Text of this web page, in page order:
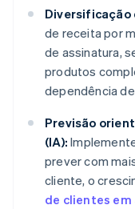
Diversificação
de receita por
de assinatura,
produtos
dependência
Previsão
(IA):
prever com
cliente, o
de clientes